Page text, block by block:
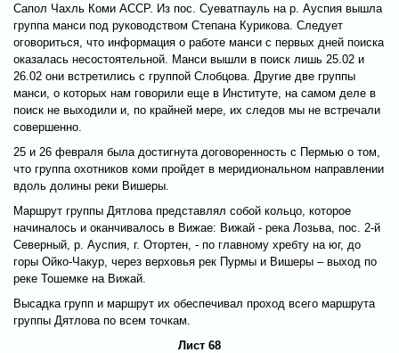
Сапол Чахль Коми АССР. Из пос. Суеватпауль на р. Ауспия вышла
группа манси под руководством Степана Курикова. Следует
оговориться, что информация о работе манси с первых дней поиска
оказалась несостоятельной. Манси вышли в поиск лишь 25.02 и
26.02 они встретились с группой Слобцова. Другие две группы
манси, о которых нам говорили еще в Институте, на самом деле в
поиск не выходили и, по крайней мере, их следов мы не встречали
совершенно.
25 и 26 февраля была достигнута договоренность с Пермью о том,
что группа охотников коми пройдет в меридиональном направлении
вдоль долины реки Вишеры.
Маршрут группы Дятлова представлял собой кольцо, которое
начиналось и оканчивалось в Вижае: Вижай - река Лозьва, пос. 2-й
Северный, р. Ауспия, г. Отортен, - по главному хребту на юг, до
горы Ойко-Чакур, через верховья рек Пурмы и Вишеры – выход по
реке Тошемке на Вижай.
Высадка групп и маршрут их обеспечивал проход всего маршрута
группы Дятлова по всем точкам.
Лист 68